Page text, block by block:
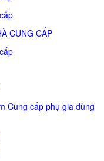
CUNG CẤP
Cung cấp phụ gia dùng